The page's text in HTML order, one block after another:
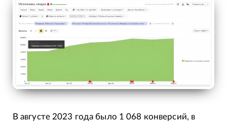
В августе 2023 года было 1 068 конверсий, в